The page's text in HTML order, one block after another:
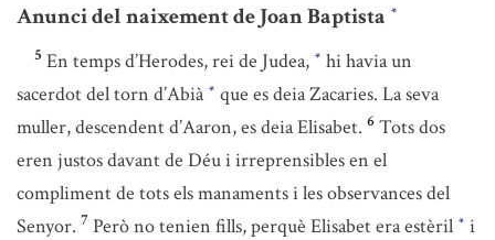
Anunci del naixement de Joan Baptista *
5 En temps d’Herodes, rei de Judea, * hi havia un
sacerdot del torn d’Abià * que es deia Zacaries. La seva
muller, descendent d’Aaron, es deia Elisabet. 6 Tots dos
eren justos davant de Déu i irreprensibles en el
compliment de tots els manaments i les observances del
Senyor. 7 Però no tenien fills, perquè Elisabet era estèril * i